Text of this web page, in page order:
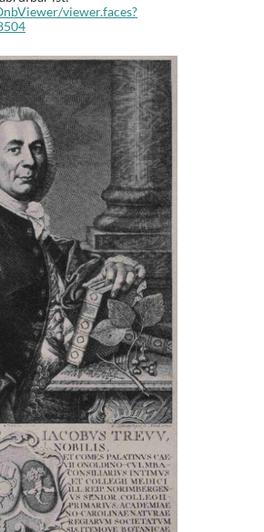
viewer.faces?